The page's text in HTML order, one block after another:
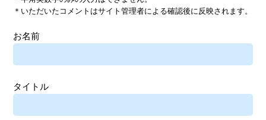
＊いただいたコメントはサイト管理者による確認後に反映されます。
お名前
タイトル